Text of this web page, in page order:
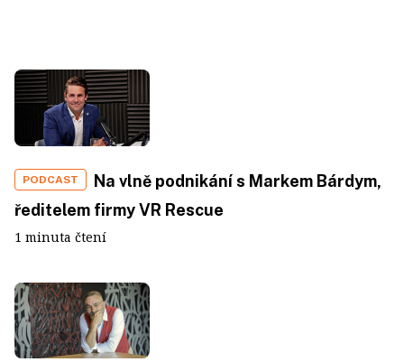
PODCAST
Na vlně podnikání s Markem Bárdym,
ředitelem firmy VR Rescue
1 minuta čtení